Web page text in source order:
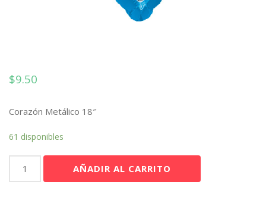
$9.50
Corazón Metálico 18″
61 disponibles
Corazón
Azul
AÑADIR AL CARRITO